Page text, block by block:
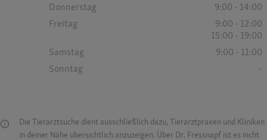
Donnerstag
9:00 - 14:00
Freitag
9:00 - 12:00
15:00 - 19:00
Samstag
9:00 - 11:00
Sonntag
-
Die Tierarztsuche dient ausschließlich dazu, Tierarztpraxen und Kliniken
in deiner Nähe übersichtlich anzuzeigen. Über Dr. Fressnapf ist es nicht